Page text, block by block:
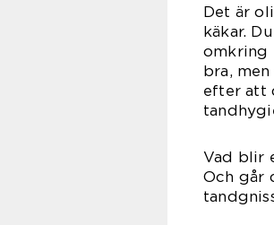
Det är
käkar.
omkring
bra,
efter att
Vad blir
Och går